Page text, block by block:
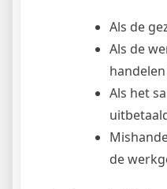
Als de
Als de
Als het
de